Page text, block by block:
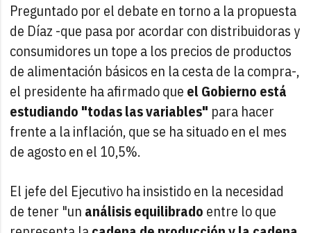
Preguntado por el debate en torno a la propuesta
de Díaz -que pasa por acordar con distribuidoras y
consumidores un tope a los precios de productos
de alimentación básicos en la cesta de la compra-,
el presidente ha afirmado que el Gobierno está
estudiando "todas las variables" para hacer
frente a la inflación, que se ha situado en el mes
de agosto en el 10,5%.
El jefe del Ejecutivo ha insistido en la necesidad
de tener "un análisis equilibrado entre lo que